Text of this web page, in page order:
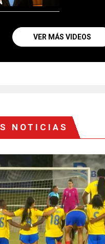
VER MÁS VIDEOS
NOTICIAS